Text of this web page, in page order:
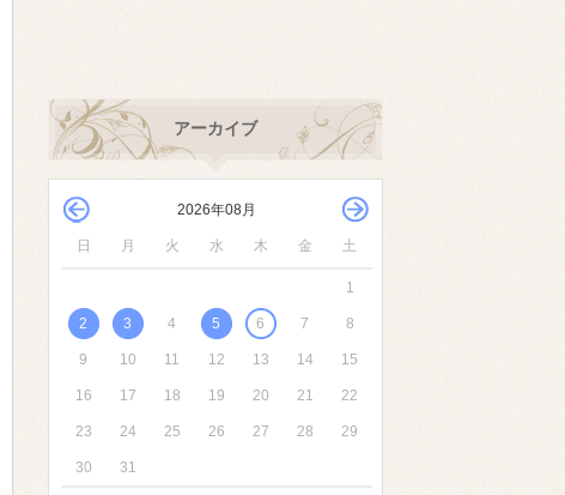
アーカイブ
2026年08月
日 月 火 水 木 金 土
1
2 3 4 5 6 7 8
9 10 11 12 13 14 15
16 17 18 19 20 21 22
23 24 25 26 27 28 29
30 31